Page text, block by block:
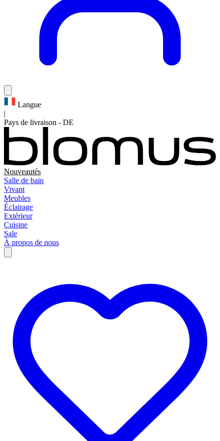
Langue
|
Pays de livraison - DE
Nouveautés
Salle de bain
Vivant
Meubles
Éclairage
Extérieur
Cuisine
Sale
À propos de nous